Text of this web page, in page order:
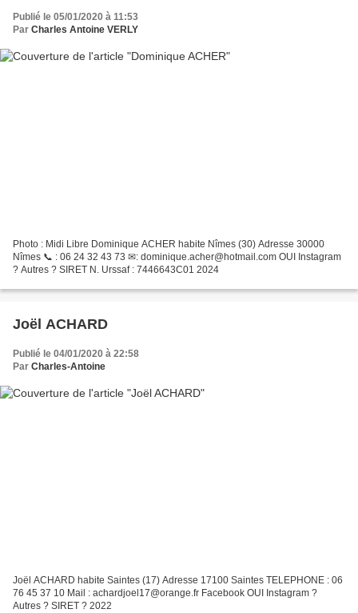
Publié le 05/01/2020 à 11:53
Par Charles Antoine VERLY
Photo : Midi Libre Dominique ACHER habite Nîmes (30) Adresse 30000
Nîmes 📞 : 06 24 32 43 73 ✉: dominique.acher@hotmail.com OUI Instagram
? Autres ? SIRET N. Urssaf : 7446643C01 2024
Joël ACHARD
Publié le 04/01/2020 à 22:58
Par Charles-Antoine
Joël ACHARD habite Saintes (17) Adresse 17100 Saintes TELEPHONE : 06
76 45 37 10 Mail : achardjoel17@orange.fr Facebook OUI Instagram ?
Autres ? SIRET ? 2022